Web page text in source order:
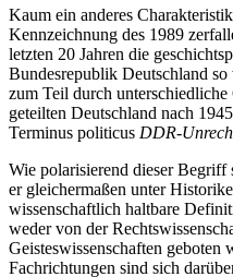
Kaum ein anderes
Kennzeichnung des 1989
letzten 20 Jahren die
Bundesrepublik Deutschland
zum Teil durch
geteilten Deutschland nach
Terminus politicus DDR-
Wie polarisierend dieser Begriff
er gleichermaßen unter
wissenschaftlich haltbare
weder von der
Geisteswissenschaften geboten
Fachrichtungen sind sich